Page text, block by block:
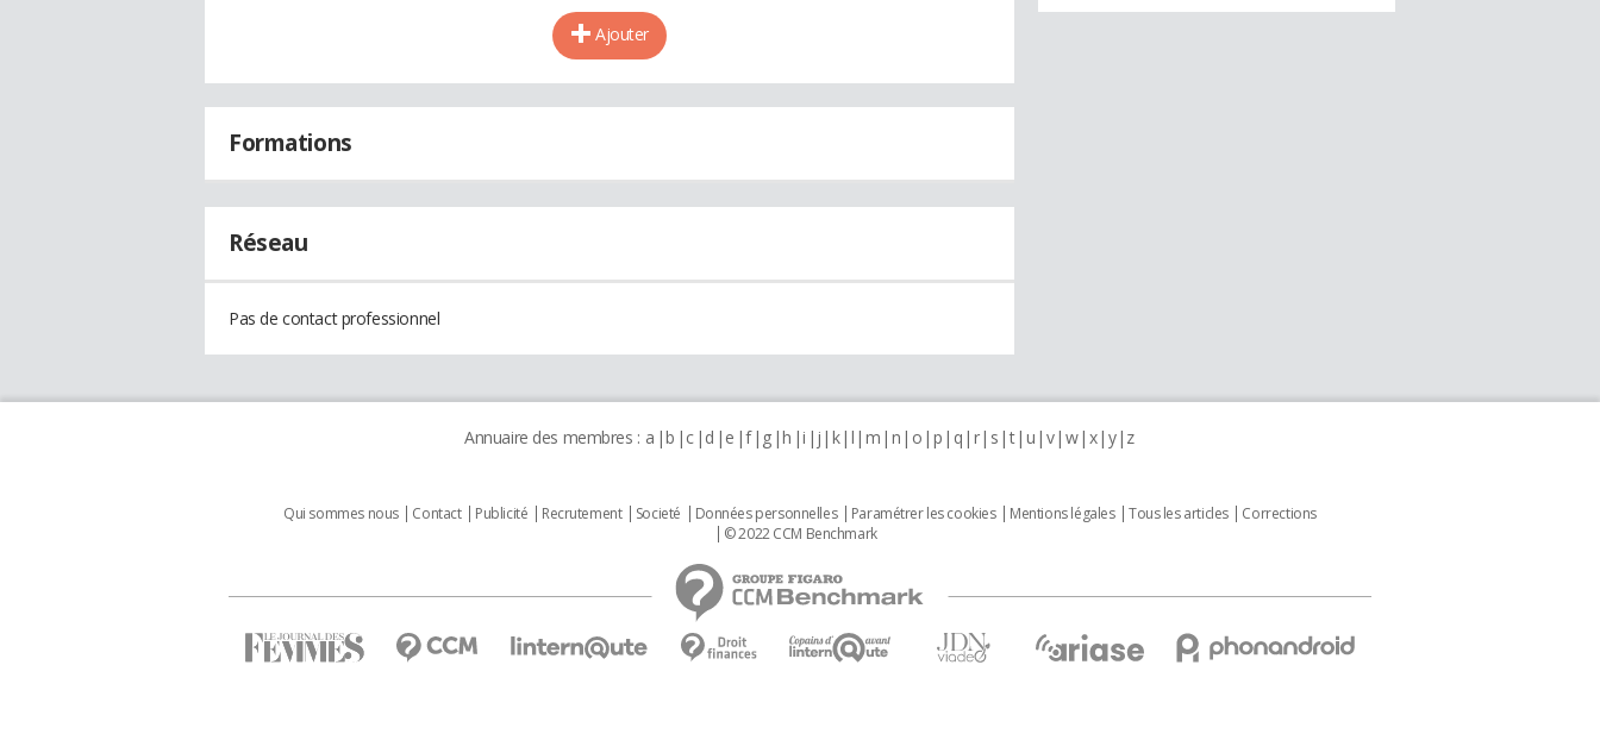
Ajouter
Formations
Réseau
Pas de contact professionnel
Annuaire des membres : a b c d e f g h i j k l m n o p q r s t u v w x y z
Qui sommes nous Contact Publicité Recrutement Societé Données personnelles Paramétrer les cookies Mentions légales Tous les articles
Corrections
© 2022 CCM Benchmark